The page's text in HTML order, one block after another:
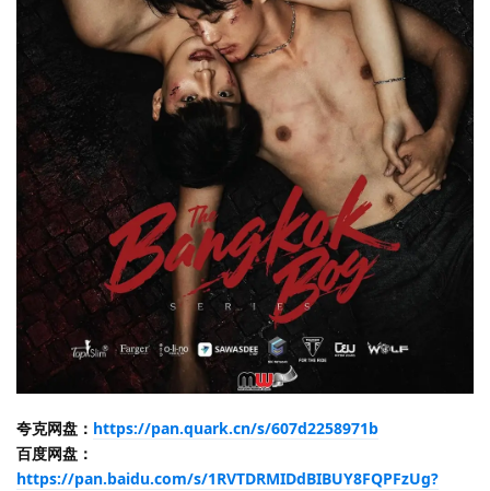
夸克网盘： https://pan.quark.cn/s/607d2258971b
百度网盘：
https://pan.baidu.com/s/1RVTDRMIDdBIBUY8FQPFzUg?